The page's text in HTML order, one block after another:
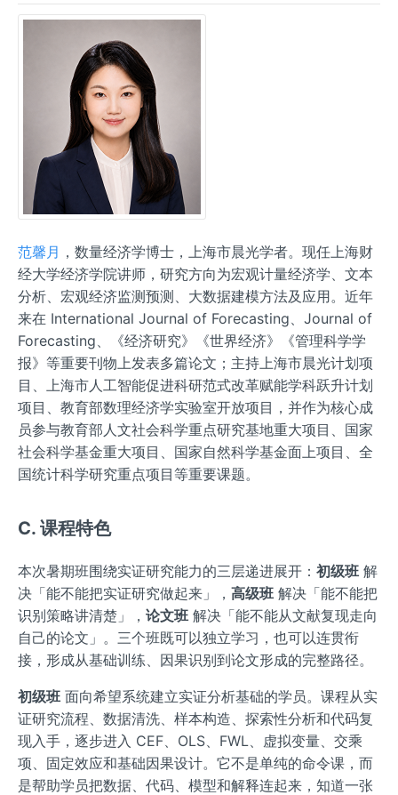
范馨月 ，数量经济学博士，上海市晨光学者。现任上海财
经大学经济学院讲师，研究方向为宏观计量经济学、文本
分析、宏观经济监测预测、大数据建模方法及应用。近年
来在 International Journal of Forecasting、Journal of
Forecasting、《经济研究》《世界经济》《管理科学学
报》等重要刊物上发表多篇论文；主持上海市晨光计划项
目、上海市人工智能促进科研范式改革赋能学科跃升计划
项目、教育部数理经济学实验室开放项目，并作为核心成
员参与教育部人文社会科学重点研究基地重大项目、国家
社会科学基金重大项目、国家自然科学基金面上项目、全
国统计科学研究重点项目等重要课题。
C. 课程特色
本次暑期班围绕实证研究能力的三层递进展开： 初级班 解
决「能不能把实证研究做起来」， 高级班 解决「能不能把
识别策略讲清楚」， 论文班 解决「能不能从文献复现走向
自己的论文」。三个班既可以独立学习，也可以连贯衔
接，形成从基础训练、因果识别到论文形成的完整路径。
初级班 面向希望系统建立实证分析基础的学员。课程从实
证研究流程、数据清洗、样本构造、探索性分析和代码复
现入手，逐步进入 CEF、OLS、FWL、虚拟变量、交乘
项、固定效应和基础因果设计。它不是单纯的命令课，而
是帮助学员把数据、代码、模型和解释连起来，知道一张